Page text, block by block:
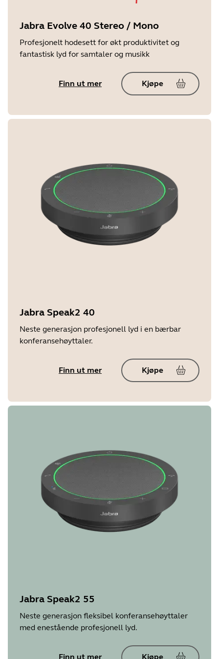
Jabra Evolve 40 Stereo / Mono
Profesjonelt hodesett for økt produktivitet og
fantastisk lyd for samtaler og musikk
Finn ut mer Kjøpe
Jabra Speak2 40
Neste generasjon profesjonell lyd i en bærbar
konferansehøyttaler.
Finn ut mer Kjøpe
Jabra Speak2 55
Neste generasjon fleksibel konferansehøyttaler
med enestående profesjonell lyd.
Finn ut mer Kjøpe